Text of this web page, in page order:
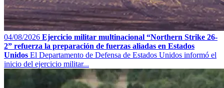
04/08/2026 Ejercicio militar multinacional “Northern Strike 26-
2” refuerza la preparación de fuerzas aliadas en Estados
Unidos El Departamento de Defensa de Estados Unidos informó el
inicio del ejercicio militar...